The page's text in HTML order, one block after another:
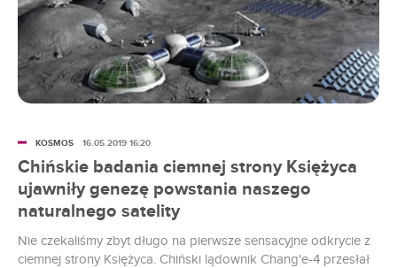
Chińskie badania ciemnej strony Księżyca
ujawniły genezę powstania naszego
naturalnego satelity
Nie czekaliśmy zbyt długo na pierwsze sensacyjne odkrycie z
ciemnej strony Księżyca. Chiński lądownik Chang'e-4 przesłał
KOSMOS 16.05.2019 16:20